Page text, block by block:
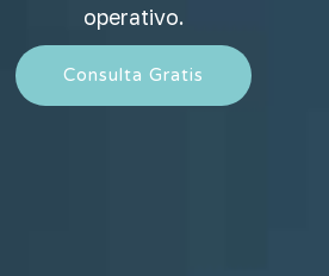
operativo.
Consulta Gratis